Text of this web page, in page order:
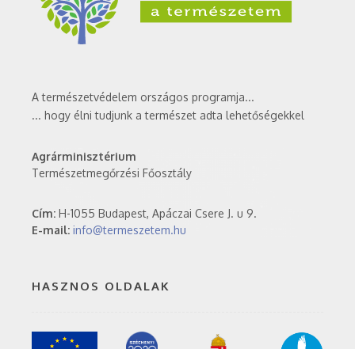
A természetvédelem országos programja...
... hogy élni tudjunk a természet adta lehetőségekkel
Agrárminisztérium
Természetmegőrzési Főosztály
Cím: H-1055 Budapest, Apáczai Csere J. u 9.
E-mail: info@termeszetem.hu
HASZNOS OLDALAK